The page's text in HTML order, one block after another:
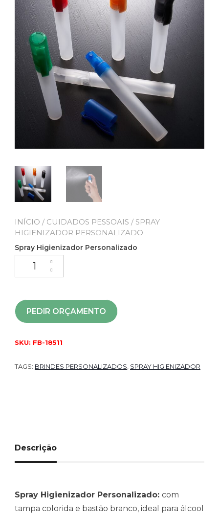
INÍCIO / CUIDADOS PESSOAIS / SPRAY
HIGIENIZADOR PERSONALIZADO
Spray Higienizador Personalizado
PEDIR ORÇAMENTO
SKU: FB-18511
TAGS: BRINDES PERSONALIZADOS, SPRAY HIGIENIZADOR
Descrição
Spray Higienizador Personalizado: com
tampa colorida e bastão branco, ideal para álcool